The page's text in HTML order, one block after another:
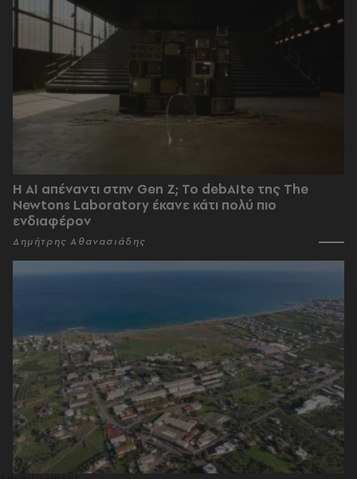
Η AI απέναντι στην Gen Z; Το debAIte της The
Newtons Laboratory έκανε κάτι πολύ πιο
ενδιαφέρον
Δημήτρης Αθανασιάδης